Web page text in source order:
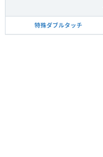
特殊ダブルタッチ